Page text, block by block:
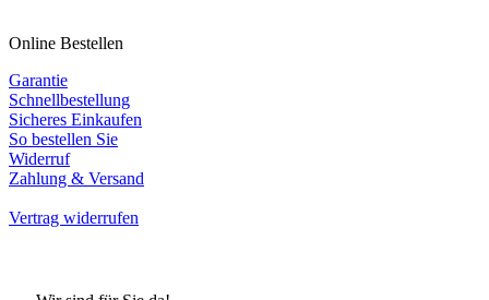
Online Bestellen
Garantie
Schnellbestellung
Sicheres Einkaufen
So bestellen Sie
Widerruf
Zahlung & Versand
Vertrag widerrufen